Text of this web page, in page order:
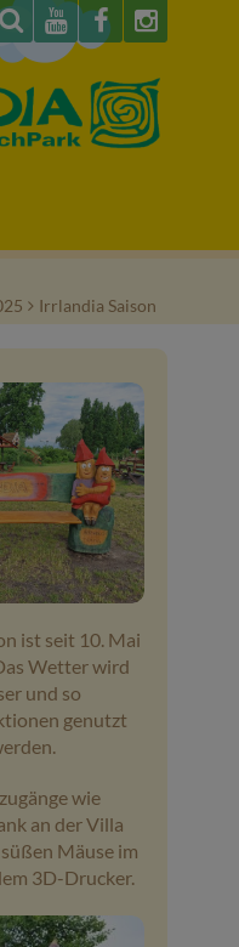
> Irrlandia Saison
ist seit 10. Mai
Wetter wird
und so
genutzt
wie
an der Villa
Mäuse im
3D-Drucker.